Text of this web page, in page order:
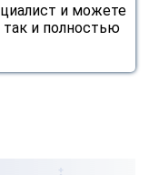
и можете
так и полностью